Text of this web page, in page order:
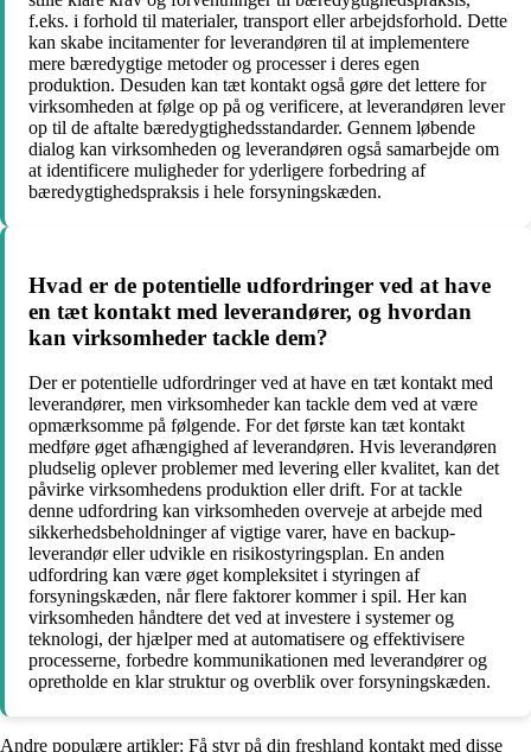
f.eks. i forhold til materialer, transport eller arbejdsforhold. Dette
kan skabe incitamenter for leverandøren til at implementere
mere bæredygtige metoder og processer i deres egen
produktion. Desuden kan tæt kontakt også gøre det lettere for
virksomheden at følge op på og verificere, at leverandøren lever
op til de aftalte bæredygtighedsstandarder. Gennem løbende
dialog kan virksomheden og leverandøren også samarbejde om
at identificere muligheder for yderligere forbedring af
bæredygtighedspraksis i hele forsyningskæden.
Hvad er de potentielle udfordringer ved at have
en tæt kontakt med leverandører, og hvordan
kan virksomheder tackle dem?
Der er potentielle udfordringer ved at have en tæt kontakt med
leverandører, men virksomheder kan tackle dem ved at være
opmærksomme på følgende. For det første kan tæt kontakt
medføre øget afhængighed af leverandøren. Hvis leverandøren
pludselig oplever problemer med levering eller kvalitet, kan det
påvirke virksomhedens produktion eller drift. For at tackle
denne udfordring kan virksomheden overveje at arbejde med
sikkerhedsbeholdninger af vigtige varer, have en backup-
leverandør eller udvikle en risikostyringsplan. En anden
udfordring kan være øget kompleksitet i styringen af
forsyningskæden, når flere faktorer kommer i spil. Her kan
virksomheden håndtere det ved at investere i systemer og
teknologi, der hjælper med at automatisere og effektivisere
processerne, forbedre kommunikationen med leverandører og
opretholde en klar struktur og overblik over forsyningskæden.
Andre populære artikler: Få styr på din freshland kontakt med disse